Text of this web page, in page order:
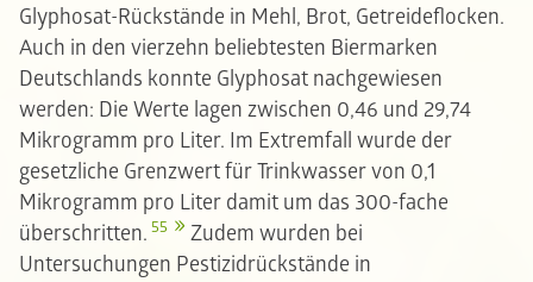
Glyphosat-Rückstände in Mehl, Brot, Getreideflocken.
Auch in den vierzehn beliebtesten Biermarken
Deutschlands konnte Glyphosat nachgewiesen
werden: Die Werte lagen zwischen 0,46 und 29,74
Mikrogramm pro Liter. Im Extremfall wurde der
gesetzliche Grenzwert für Trinkwasser von 0,1
Mikrogramm pro Liter damit um das 300-fache
überschritten. 55
Zudem wurden bei
Untersuchungen Pestizidrückstände in